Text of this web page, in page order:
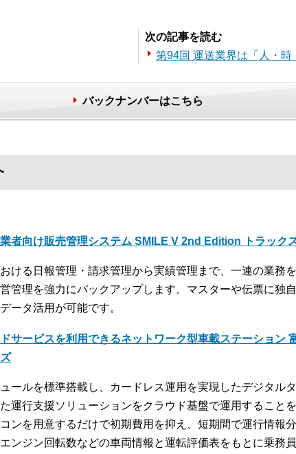
次の記事を読む
第94回 運送業界は「人・時
バックナンバーはこちら
者向け販売管理システム SMILE V 2nd Edition トラック
ける日報管理・請求管理から実績管理まで、一連の業務
管理を強力にバックアップします。マスターや伝票に独
ータ活用が可能です。
サービスを利用できるネットワーク型車載ステーション
ールを標準搭載し、カードレス運用を実現したデジタル
運行支援ソリューションをクラウド基盤で運用すること
ンを用意するだけで初期費用を抑え、短期間で運行情報
ンジン回転数などの車両情報と運転評価表をもとに乗務